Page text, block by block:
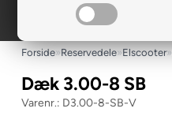
Forside»Reservedele»Elscooter»
Dæk 3.00-8 SB
D3.00-8-SB-V